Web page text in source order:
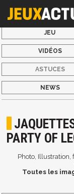
JEU
VIDÉOS
ASTUCES
NEWS
PARTY OF
Photo, Illustration,
Toutes les